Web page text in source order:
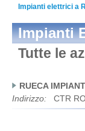
Impianti elettrici a
Impianti
Tutte le
RUECA
Indirizzo:
CTR